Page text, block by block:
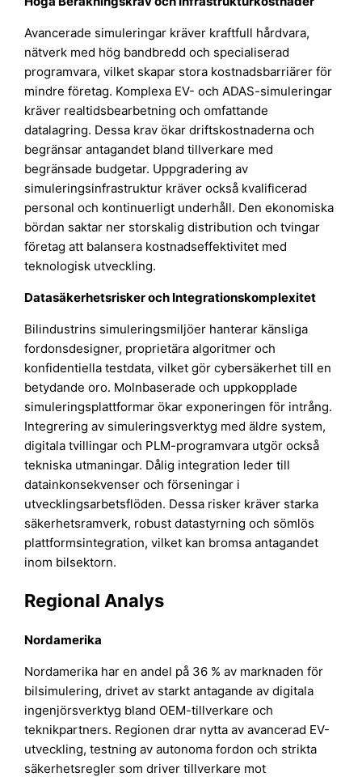
Avancerade simuleringar kräver kraftfull hårdvara,
nätverk med hög bandbredd och specialiserad
programvara, vilket skapar stora kostnadsbarriärer för
mindre företag. Komplexa EV- och ADAS-simuleringar
kräver realtidsbearbetning och omfattande
datalagring. Dessa krav ökar driftskostnaderna och
begränsar antagandet bland tillverkare med
begränsade budgetar. Uppgradering av
simuleringsinfrastruktur kräver också kvalificerad
personal och kontinuerligt underhåll. Den ekonomiska
bördan saktar ner storskalig distribution och tvingar
företag att balansera kostnadseffektivitet med
teknologisk utveckling.
Datasäkerhetsrisker och Integrationskomplexitet
Bilindustrins simuleringsmiljöer hanterar känsliga
fordonsdesigner, proprietära algoritmer och
konfidentiella testdata, vilket gör cybersäkerhet till en
betydande oro. Molnbaserade och uppkopplade
simuleringsplattformar ökar exponeringen för intrång.
Integrering av simuleringsverktyg med äldre system,
digitala tvillingar och PLM-programvara utgör också
tekniska utmaningar. Dålig integration leder till
datainkonsekvenser och förseningar i
utvecklingsarbetsflöden. Dessa risker kräver starka
säkerhetsramverk, robust datastyrning och sömlös
plattformsintegration, vilket kan bromsa antagandet
inom bilsektorn.
Regional Analys
Nordamerika
Nordamerika har en andel på 36 % av marknaden för
bilsimulering, drivet av starkt antagande av digitala
ingenjörsverktyg bland OEM-tillverkare och
teknikpartners. Regionen drar nytta av avancerad EV-
utveckling, testning av autonoma fordon och strikta
säkerhetsregler som driver tillverkare mot